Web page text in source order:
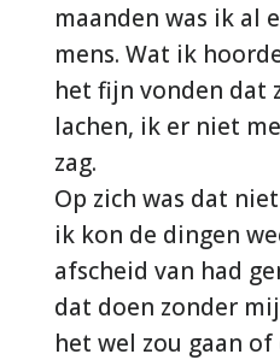
maanden was ik al
mens. Wat ik
het fijn vonden dat
lachen, ik er niet
zag.
Op zich was dat
ik kon de dingen
afscheid van had
dat doen zonder
het wel zou gaan